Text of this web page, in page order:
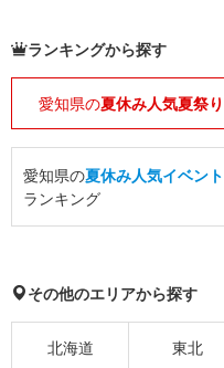
ランキングから探す
愛知県の夏休み人気夏祭り
愛知県の夏休み人気イベント
ランキング
その他のエリアから探す
北海道 東北